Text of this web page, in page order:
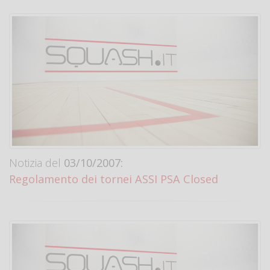
Notizia del 03/10/2007:
Regolamento dei tornei ASSI PSA Closed